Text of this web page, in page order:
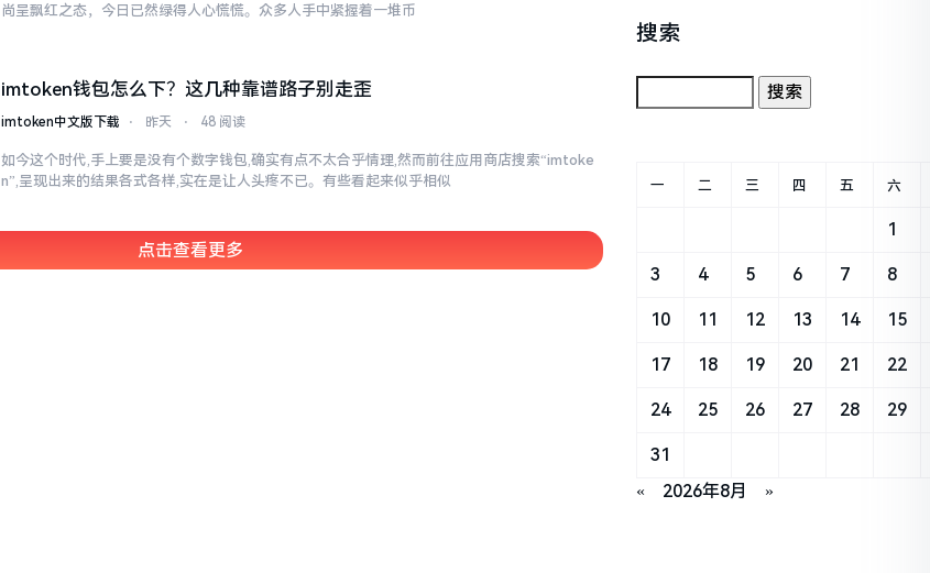
尚呈飘红之态，今日已然绿得人心慌慌。众多人手中紧握着一堆币
imtoken钱包怎么下？这几种靠谱路子别走歪
imtoken中文版下载 ⋅ 昨天 ⋅ 48 阅读
如今这个时代,手上要是没有个数字钱包,确实有点不太合乎情理,然而前往应用商店搜索“imtoke
n”,呈现出来的结果各式各样,实在是让人头疼不已。有些看起来似乎相似
点击查看更多
搜索
« 2026年8月 »
一 二 三 四 五 六
1
3 4 5 6 7 8
10 11 12 13 14 15
17 18 19 20 21 22
24 25 26 27 28 29
31